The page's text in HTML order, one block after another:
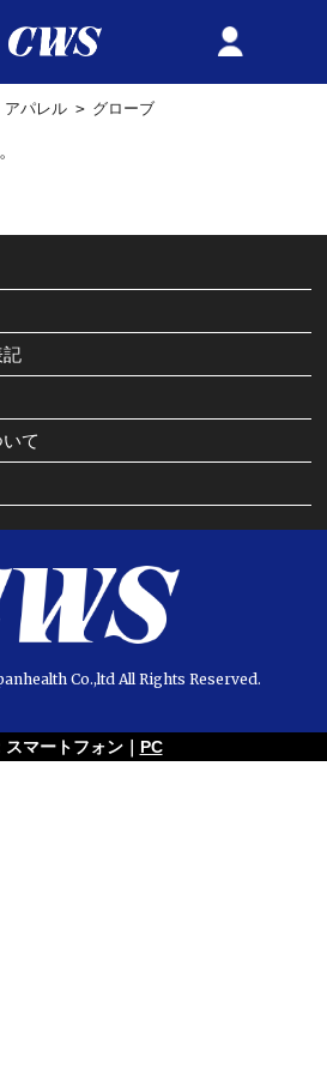
アパレル > グローブ
記
て
Co.,ltd All Rights Reserved.
マートフォン｜ PC